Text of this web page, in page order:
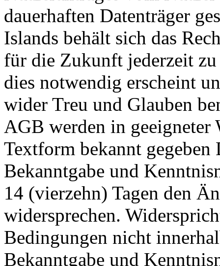
dauerhaften Datenträger
Islands behält sich das
für die Zukunft jederzeit zu
dies notwendig erscheint
wider Treu und Glauben
AGB werden in
Textform bekannt gegeben
Bekanntgabe und
14 (vierzehn) Tagen den
widersprechen.
Bedingungen nicht
Bekanntgabe und